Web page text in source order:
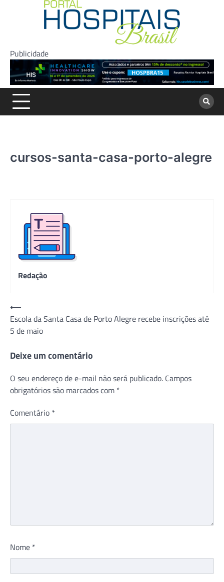
Publicidade
cursos-santa-casa-porto-alegre
Redação
Navegação
de
Post
⟵
Escola da Santa Casa de Porto Alegre recebe inscrições até
5 de maio
Deixe um comentário
O seu endereço de e-mail não será publicado. Campos
obrigatórios são marcados com *
Comentário *
Nome *